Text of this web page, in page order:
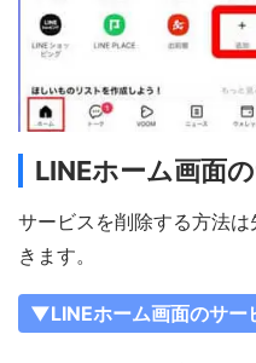
LINEホーム画面
サービスを削除する方法
きます。
▼LINEホーム画面のサー